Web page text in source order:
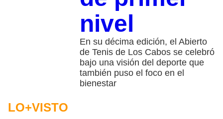
nivel
En su décima edición, el Abierto
de Tenis de Los Cabos se celebró
bajo una visión del deporte que
también puso el foco en el
bienestar
LO+VISTO